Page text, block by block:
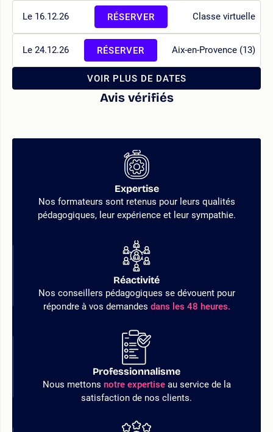
Le 16.12.26 Classe virtuelle
RÉSERVER
Le 24.12.26 Aix-en-Provence (13)
RÉSERVER
VOIR PLUS DE DATES
Avis vérifiés
Expertise
Nos formateurs sont retenus pour leurs qualités
pédagogiques, leur expérience et leur sympathie.
Réactivité
Nos conseillers pédagogiques se dévouent pour
répondre à vos demandes dans les 48 heures.
Professionnalisme
Nous mettons notre expertiseau service de la
satisfaction de nos clients.